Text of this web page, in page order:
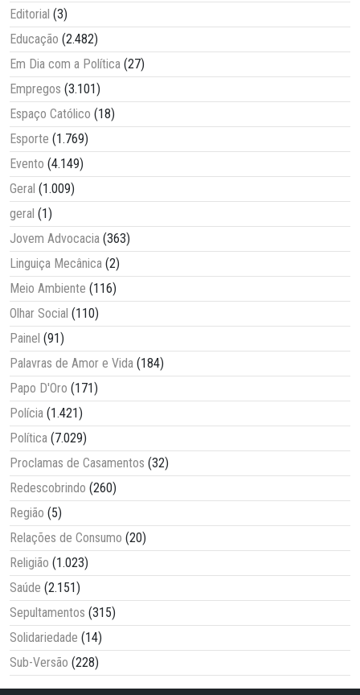
Editorial (3)
Educação (2.482)
Em Dia com a Política (27)
Empregos (3.101)
Espaço Católico (18)
Esporte (1.769)
Evento (4.149)
Geral (1.009)
geral (1)
Jovem Advocacia (363)
Linguiça Mecânica (2)
Meio Ambiente (116)
Olhar Social (110)
Painel (91)
Palavras de Amor e Vida (184)
Papo D'Oro (171)
Polícia (1.421)
Política (7.029)
Proclamas de Casamentos (32)
Redescobrindo (260)
Região (5)
Relações de Consumo (20)
Religião (1.023)
Saúde (2.151)
Sepultamentos (315)
Solidariedade (14)
Sub-Versão (228)